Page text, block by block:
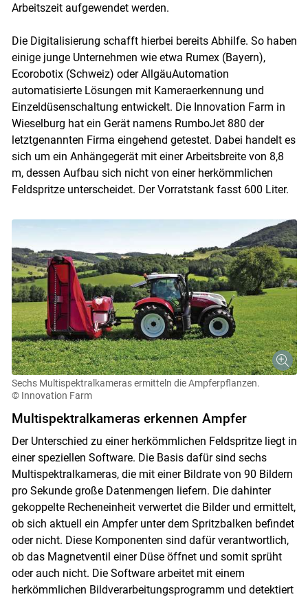
Skip to main content
Arbeitszeit aufgewendet werden.
Die Digitalisierung schafft hierbei bereits Abhilfe. So haben
einige junge Unternehmen wie etwa Rumex (Bayern),
Ecorobotix (Schweiz) oder AllgäuAutomation
automatisierte Lösungen mit Kameraerkennung und
Einzeldüsenschaltung entwickelt. Die Innovation Farm in
Wieselburg hat ein Gerät namens RumboJet 880 der
letztgenannten Firma eingehend getestet. Dabei handelt es
sich um ein Anhängegerät mit einer Arbeitsbreite von 8,8
m, dessen Aufbau sich nicht von einer herkömmlichen
Feldspritze unterscheidet. Der Vorratstank fasst 600 Liter.
Sechs Multispektralkameras ermitteln die Ampferpflanzen.
© Innovation Farm
Multispektralkameras erkennen Ampfer
Der Unterschied zu einer herkömmlichen Feldspritze liegt in
einer speziellen Software. Die Basis dafür sind sechs
Multispektralkameras, die mit einer Bildrate von 90 Bildern
pro Sekunde große Datenmengen liefern. Die dahinter
gekoppelte Recheneinheit verwertet die Bilder und ermittelt,
ob sich aktuell ein Ampfer unter dem Spritzbalken befindet
oder nicht. Diese Komponenten sind dafür verantwortlich,
ob das Magnetventil einer Düse öffnet und somit sprüht
oder auch nicht. Die Software arbeitet mit einem
herkömmlichen Bildverarbeitungsprogramm und detektiert